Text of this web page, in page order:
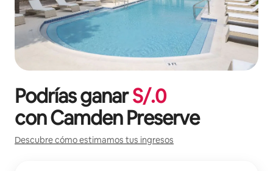
Podrías ganarS/.0
conCamden Preserve
Descubre cómo estimamos tus ingresos